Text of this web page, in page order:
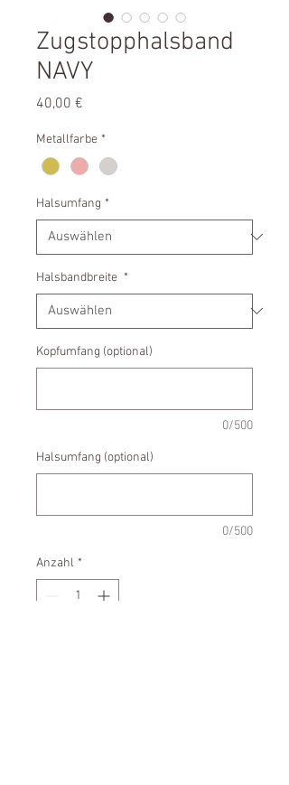
Zugstopphalsband
NAVY
40,00 €
Metallfarbe *
Halsumfang *
Halsbandbreite *
Kopfumfang (optional)
0/500
Halsumfang (optional)
0/500
Anzahl *